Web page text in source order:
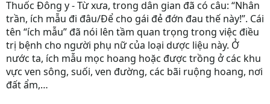
Thuốc Đông y -Từ xưa, trong dân gian đã có câu: “Nhân
trần, ích mẫu đi đâu/Để cho gái đẻ đớn đau thế này!”. Cái
tên “ích mẫu” đã nói lên tầm quan trọng trong việc điều
trị bệnh cho người phụ nữ của loại dược liệu này. Ở
nước ta, ích mẫu mọc hoang hoặc được trồng ở các khu
vực ven sông, suối, ven đường, các bãi ruộng hoang, nơi
đất ẩm,…